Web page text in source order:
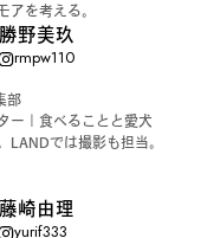
アを考える。
勝野美玖
rmpw110
部
ー｜食べることと愛犬
LANDでは撮影も担当。
藤崎由理
yurif333